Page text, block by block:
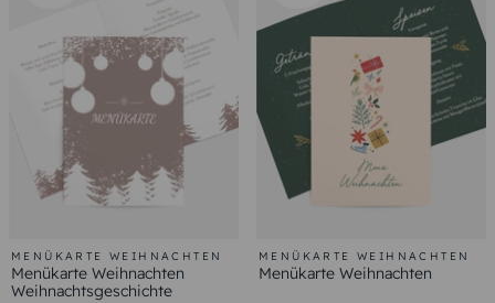
MENÜKARTE WEIHNACHTEN
Menükarte Weihnachten
Weihnachtsgeschichte
MENÜKARTE WEIHNACHTEN
Menükarte Weihnachten